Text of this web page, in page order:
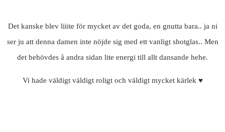
Det kanske blev liiite för mycket av det goda, en gnutta bara.. ja ni
ser ju att denna damen inte nöjde sig med ett vanligt shotglas.. Men
det behövdes å andra sidan lite energi till allt dansande hehe.
Vi hade väldigt väldigt roligt och väldigt mycket kärlek ♥